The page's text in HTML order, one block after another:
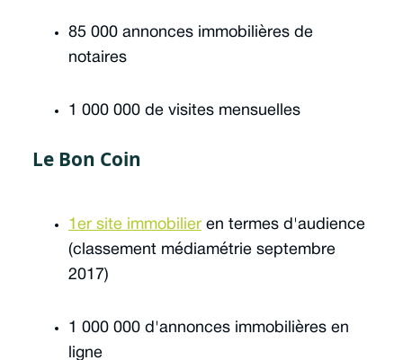
85 000 annonces immobilières de
notaires
1 000 000 de visites mensuelles
Le Bon Coin
1er site immobilier en termes d'audience
(classement médiamétrie septembre
2017)
1 000 000 d'annonces immobilières en
ligne